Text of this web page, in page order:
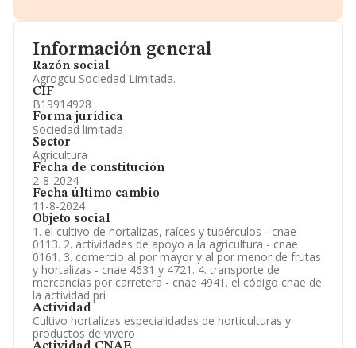
Información general
Razón social
Agrogcu Sociedad Limitada.
CIF
B19914928
Forma jurídica
Sociedad limitada
Sector
Agricultura
Fecha de constitución
2-8-2024
Fecha último cambio
11-8-2024
Objeto social
1. el cultivo de hortalizas, raíces y tubérculos - cnae
0113. 2. actividades de apoyo a la agricultura - cnae
0161. 3. comercio al por mayor y al por menor de frutas
y hortalizas - cnae 4631 y 4721. 4. transporte de
mercancías por carretera - cnae 4941. el código cnae de
la actividad pri
Actividad
Cultivo hortalizas especialidades de horticulturas y
productos de vivero
Información oficial y registral complementaria.